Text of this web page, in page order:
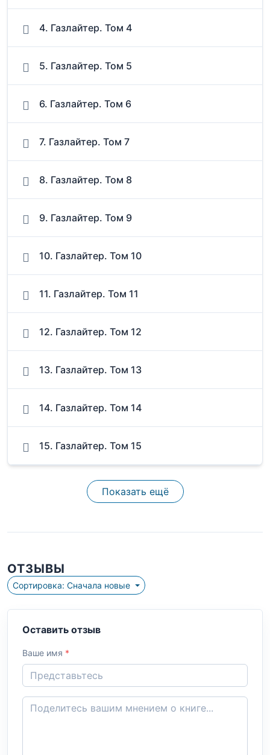
4. Газлайтер. Том 4
5. Газлайтер. Том 5
6. Газлайтер. Том 6
7. Газлайтер. Том 7
8. Газлайтер. Том 8
9. Газлайтер. Том 9
10. Газлайтер. Том 10
11. Газлайтер. Том 11
12. Газлайтер. Том 12
13. Газлайтер. Том 13
14. Газлайтер. Том 14
15. Газлайтер. Том 15
Показать ещё
ОТЗЫВЫ
Сортировка: Сначала новые
Оставить отзыв
Ваше имя *